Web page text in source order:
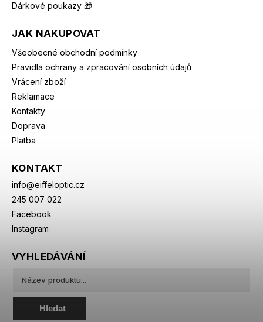
Dárkové poukazy 🎁
JAK NAKUPOVAT
Všeobecné obchodní podmínky
Pravidla ochrany a zpracování osobních údajů
Vrácení zboží
Reklamace
Kontakty
Doprava
Platba
KONTAKT
info@eiffeloptic.cz
245 007 022
Facebook
Instagram
VYHLEDÁVÁNÍ
Hledat